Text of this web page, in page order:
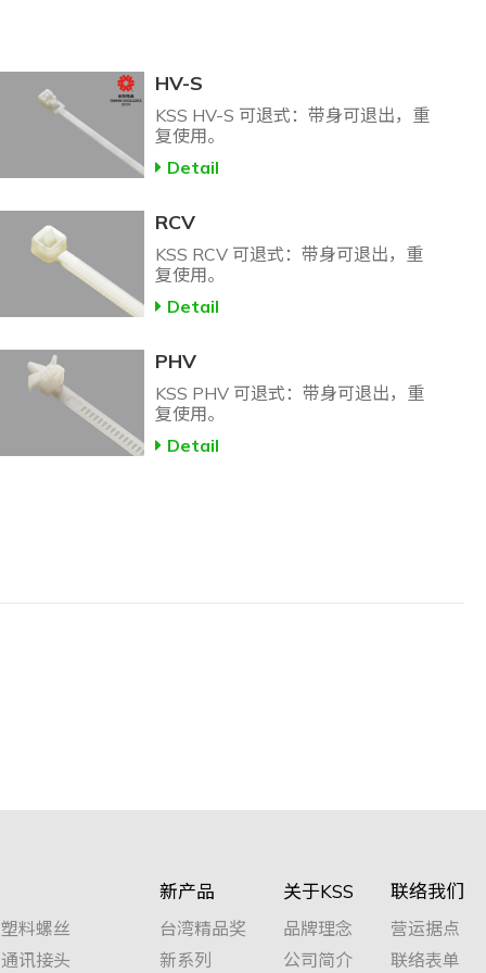
HV-S
KSS HV-S 可退式：带身可退出，重
复使用。
Detail
RCV
KSS RCV 可退式：带身可退出，重
复使用。
Detail
PHV
KSS PHV 可退式：带身可退出，重
复使用。
Detail
塑料螺丝
通讯接头
新产品
台湾精品奖
新系列
关于KSS
品牌理念
公司简介
联络我们
营运据点
联络表单